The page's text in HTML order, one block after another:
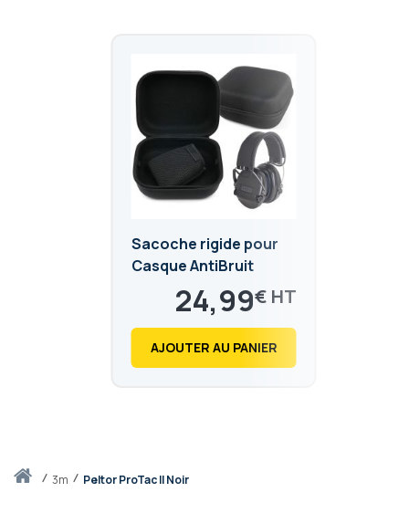
Accueil
3m Peltor ProTac II Noir
Sacoche rigide pour
Casque AntiBruit
24,99€
29,99
AJOUTER AU PANIER